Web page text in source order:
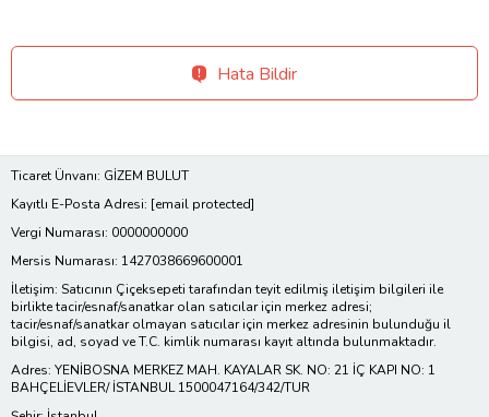
Hata Bildir
Ticaret Ünvanı: GİZEM BULUT
Kayıtlı E-Posta Adresi: [email protected]
Vergi Numarası: 0000000000
Mersis Numarası: 1427038669600001
İletişim: Satıcının Çiçeksepeti tarafından teyit edilmiş iletişim bilgileri ile
birlikte tacir/esnaf/sanatkar olan satıcılar için merkez adresi;
tacir/esnaf/sanatkar olmayan satıcılar için merkez adresinin bulunduğu il
bilgisi, ad, soyad ve T.C. kimlik numarası kayıt altında bulunmaktadır.
Adres: YENİBOSNA MERKEZ MAH. KAYALAR SK. NO: 21 İÇ KAPI NO: 1
BAHÇELİEVLER/ İSTANBUL 1500047164/342/TUR